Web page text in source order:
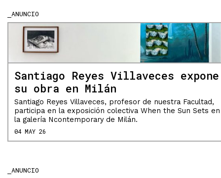
ANUNCIO
Santiago Reyes Villaveces expone
su obra en Milán
Santiago Reyes Villaveces, profesor de nuestra Facultad,
participa en la exposición colectiva When the Sun Sets en
la galería Ncontemporary de Milán.
04 MAY 26
ANUNCIO